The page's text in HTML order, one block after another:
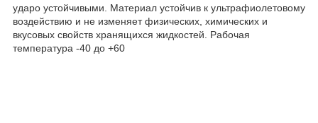
ударо устойчивыми. Материал устойчив к ультрафиолетовому
воздействию и не изменяет физических, химических и
вкусовых свойств хранящихся жидкостей. Рабочая
температура -40 до +60